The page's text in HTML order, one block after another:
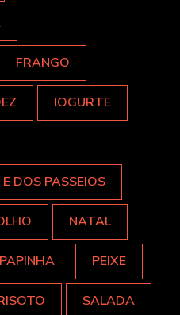
FRANGO
IOGURTE
DOS PASSEIOS
NATAL
PAPINHA PEIXE
SALADA